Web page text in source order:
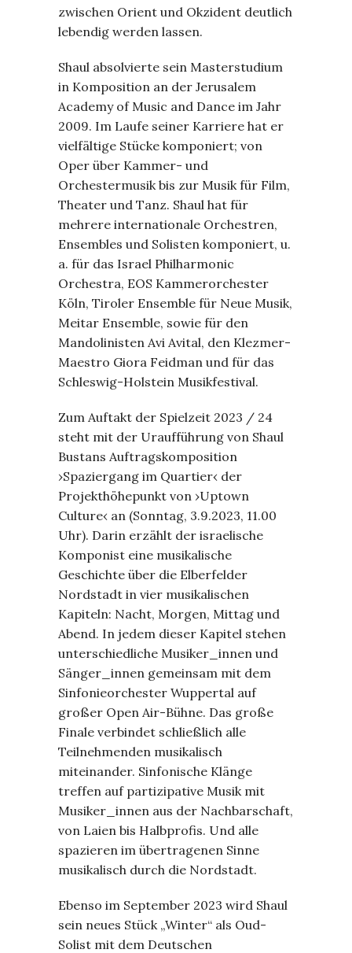
zwischen Orient und Okzident deutlich
lebendig werden lassen.
Shaul absolvierte sein Masterstudium
in Komposition an der Jerusalem
Academy of Music and Dance im Jahr
2009. Im Laufe seiner Karriere hat er
vielfältige Stücke komponiert; von
Oper über Kammer- und
Orchestermusik bis zur Musik für Film,
Theater und Tanz. Shaul hat für
mehrere internationale Orchestren,
Ensembles und Solisten komponiert, u.
a. für das Israel Philharmonic
Orchestra, EOS Kammerorchester
Köln, Tiroler Ensemble für Neue Musik,
Meitar Ensemble, sowie für den
Mandolinisten Avi Avital, den Klezmer-
Maestro Giora Feidman und für das
Schleswig-Holstein Musikfestival.
Zum Auftakt der Spielzeit 2023 / 24
steht mit der Uraufführung von Shaul
Bustans Auftragskomposition
›Spaziergang im Quartier‹ der
Projekthöhepunkt von ›Uptown
Culture‹ an (Sonntag, 3.9.2023, 11.00
Uhr). Darin erzählt der israelische
Komponist eine musikalische
Geschichte über die Elberfelder
Nordstadt in vier musikalischen
Kapiteln: Nacht, Morgen, Mittag und
Abend. In jedem dieser Kapitel stehen
unterschiedliche Musiker_innen und
Sänger_innen gemeinsam mit dem
Sinfonieorchester Wuppertal auf
großer Open Air-Bühne. Das große
Finale verbindet schließlich alle
Teilnehmenden musikalisch
miteinander. Sinfonische Klänge
treffen auf partizipative Musik mit
Musiker_innen aus der Nachbarschaft,
von Laien bis Halbprofis. Und alle
spazieren im übertragenen Sinne
musikalisch durch die Nordstadt.
Ebenso im September 2023 wird Shaul
sein neues Stück „Winter“ als Oud-
Solist mit dem Deutschen